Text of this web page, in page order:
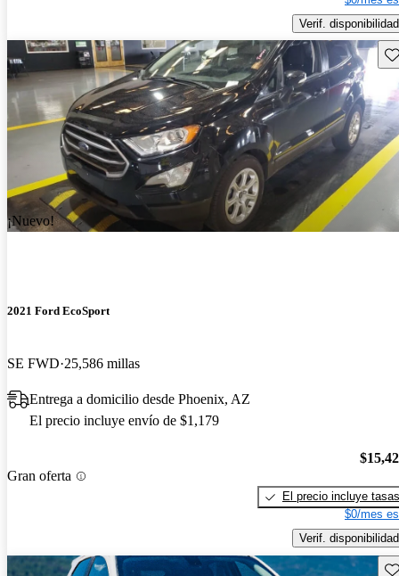
Verif. disponibilidad
¡Nuevo!
2021 Ford EcoSport
SE FWD 25,586 millas
Entrega a domicilio desde Phoenix, AZ
El precio incluye envío de $1,179
Gran oferta
El precio incluye tasas
$0/mes
Verif. disponibilidad